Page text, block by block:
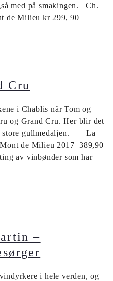
med på smakingen. Ch.
de Milieu kr 299, 90
Cru
i Chablis når Tom og
og Grand Cru. Her blir det
store gullmedaljen. La
de Milieu 2017 389,90
av vinbønder som har
–
i hele verden, og